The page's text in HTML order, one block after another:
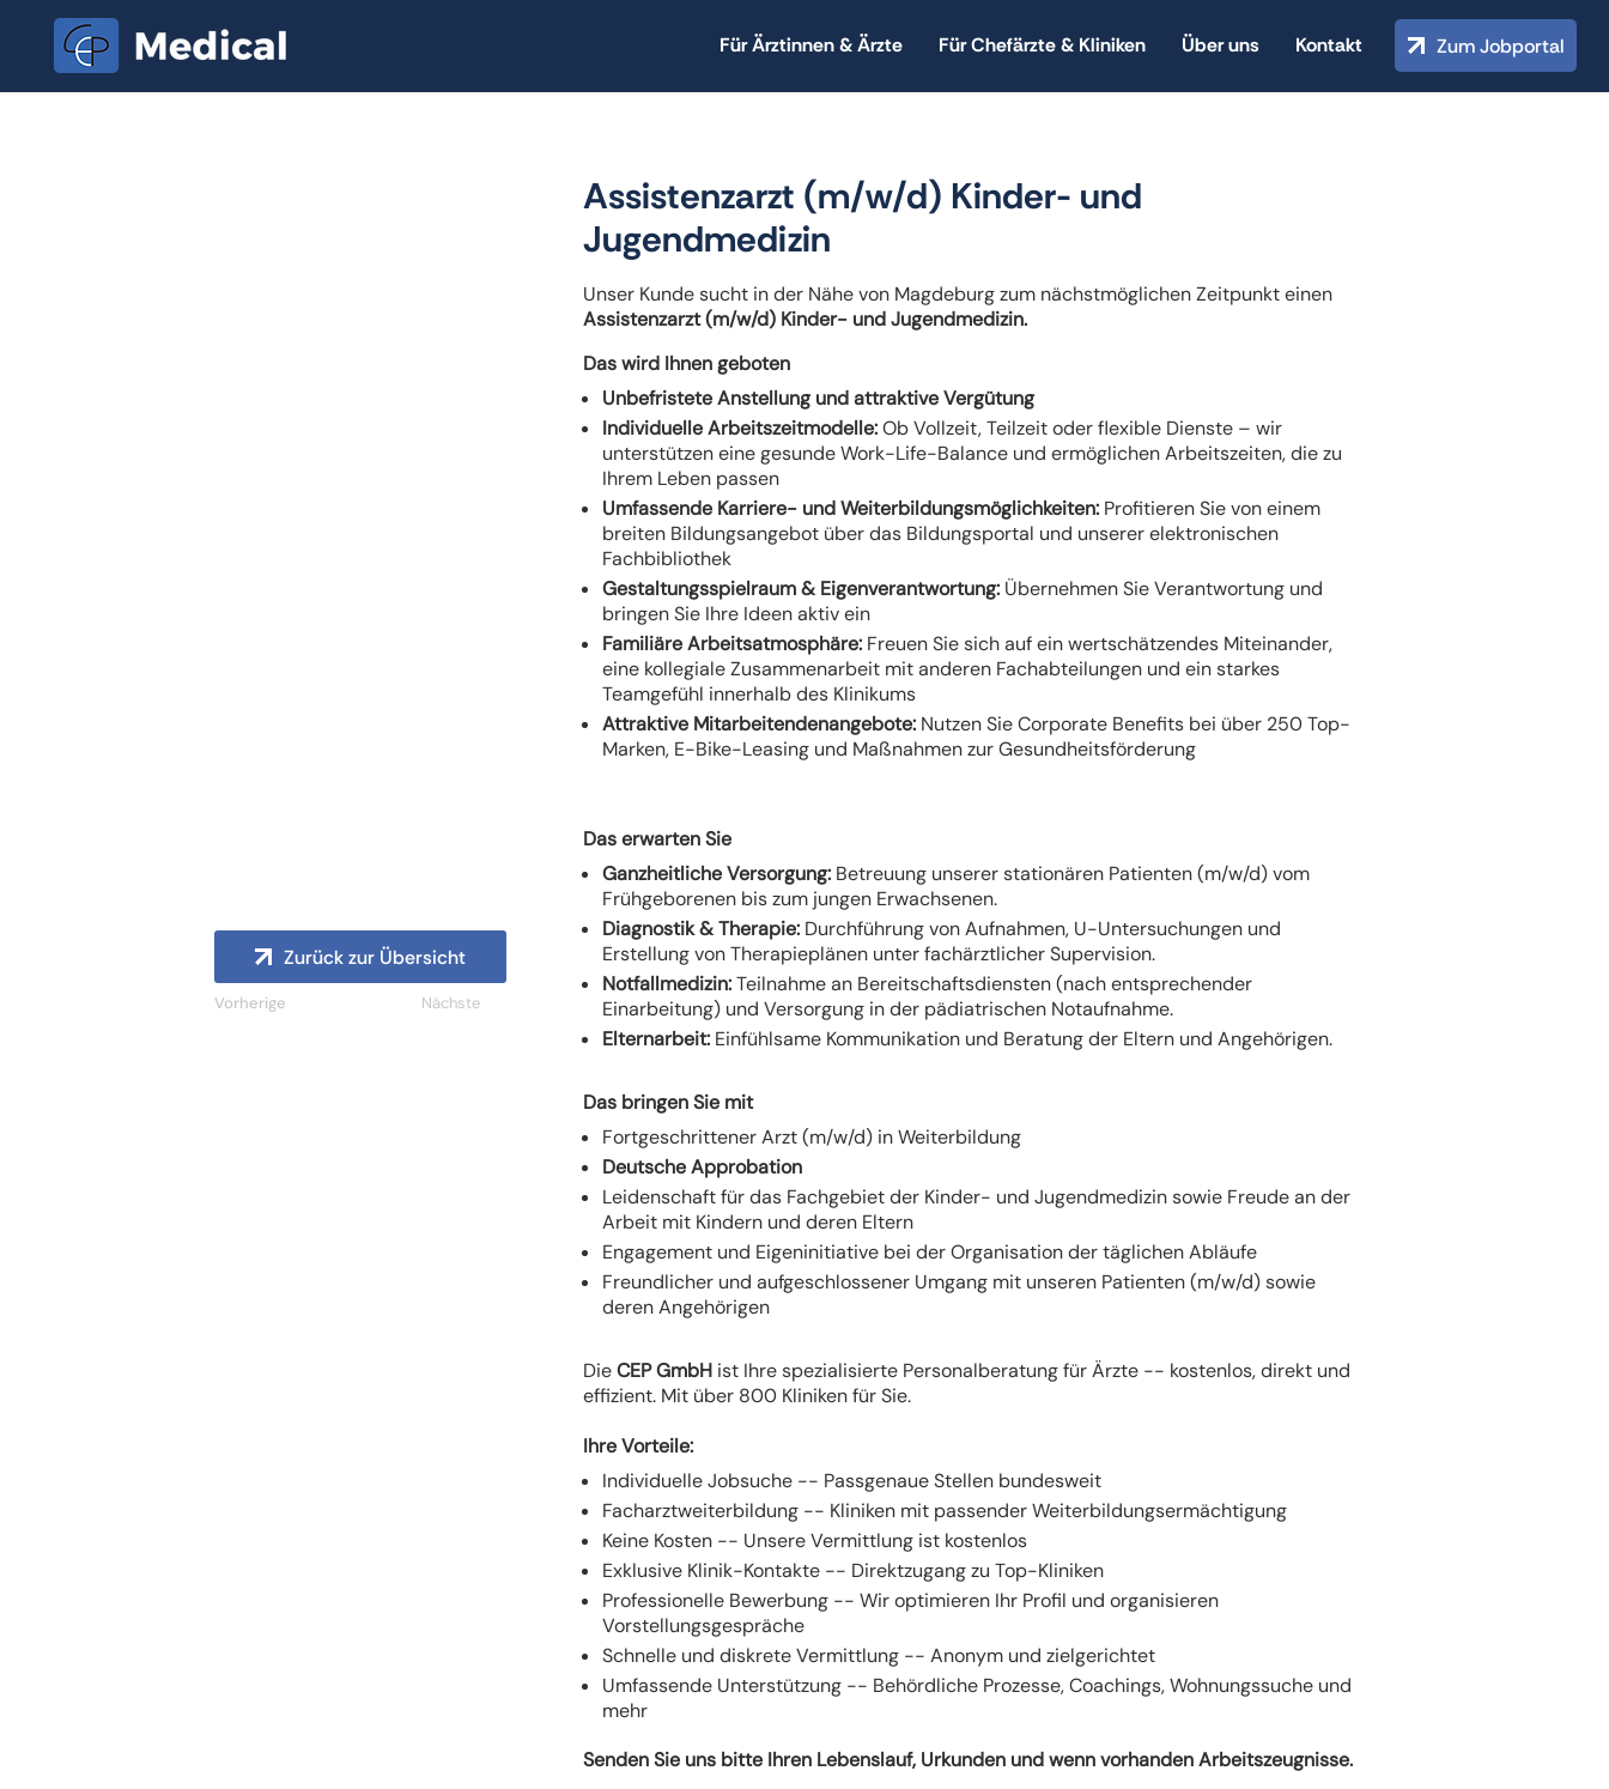
Für Ärztinnen & Ärzte Für Chefärzte & Kliniken Über uns Kontakt Zum Jobportal
Zurück zur Übersicht
Vorherige Nächste
Assistenzarzt (m/w/d) Kinder- und
Jugendmedizin
Unser Kunde sucht in der Nähe von Magdeburg zum nächstmöglichen Zeitpunkt einen
Assistenzarzt (m/w/d) Kinder- und Jugendmedizin.
Das wird Ihnen geboten
Unbefristete Anstellung und attraktive Vergütung
Individuelle Arbeitszeitmodelle:Ob Vollzeit, Teilzeit oder flexible Dienste – wir
unterstützen eine gesunde Work-Life-Balance und ermöglichen Arbeitszeiten, die zu
Ihrem Leben passen
Umfassende Karriere- und Weiterbildungsmöglichkeiten: Profitieren Sie von einem
breiten Bildungsangebot über das Bildungsportal und unserer elektronischen
Fachbibliothek
Gestaltungsspielraum & Eigenverantwortung: Übernehmen Sie Verantwortung und
bringen Sie Ihre Ideen aktiv ein
Familiäre Arbeitsatmosphäre: Freuen Sie sich auf ein wertschätzendes Miteinander,
eine kollegiale Zusammenarbeit mit anderen Fachabteilungen und ein starkes
Teamgefühl innerhalb des Klinikums
Attraktive Mitarbeitendenangebote: Nutzen Sie Corporate Benefits bei über 250 Top-
Marken, E-Bike-Leasing und Maßnahmen zur Gesundheitsförderung
Das erwarten Sie
Ganzheitliche Versorgung: Betreuung unserer stationären Patienten (m/w/d) vom
Frühgeborenen bis zum jungen Erwachsenen.
Diagnostik & Therapie: Durchführung von Aufnahmen, U-Untersuchungen und
Erstellung von Therapieplänen unter fachärztlicher Supervision.
Notfallmedizin:Teilnahme an Bereitschaftsdiensten (nach entsprechender
Einarbeitung) und Versorgung in der pädiatrischen Notaufnahme.
Elternarbeit: Einfühlsame Kommunikation und Beratung der Eltern und Angehörigen.
Das bringen Sie mit
Fortgeschrittener Arzt (m/w/d) in Weiterbildung
Deutsche Approbation
Leidenschaft für das Fachgebiet der Kinder- und Jugendmedizin sowie Freude an der
Arbeit mit Kindern und deren Eltern
Engagement und Eigeninitiative bei der Organisation der täglichen Abläufe
Freundlicher und aufgeschlossener Umgang mit unseren Patienten (m/w/d) sowie
deren Angehörigen
DieCEP GmbH ist Ihre spezialisierte Personalberatung für Ärzte -- kostenlos, direkt und
effizient. Mit über 800 Kliniken für Sie.
Ihre Vorteile:
Individuelle Jobsuche -- Passgenaue Stellen bundesweit
Facharztweiterbildung -- Kliniken mit passender Weiterbildungsermächtigung
Keine Kosten -- Unsere Vermittlung ist kostenlos
Exklusive Klinik-Kontakte -- Direktzugang zu Top-Kliniken
Professionelle Bewerbung -- Wir optimieren Ihr Profil und organisieren
Vorstellungsgespräche
Schnelle und diskrete Vermittlung -- Anonym und zielgerichtet
Umfassende Unterstützung -- Behördliche Prozesse, Coachings, Wohnungssuche und
mehr
Senden Sie uns bitte Ihren Lebenslauf, Urkunden und wenn vorhanden Arbeitszeugnisse.